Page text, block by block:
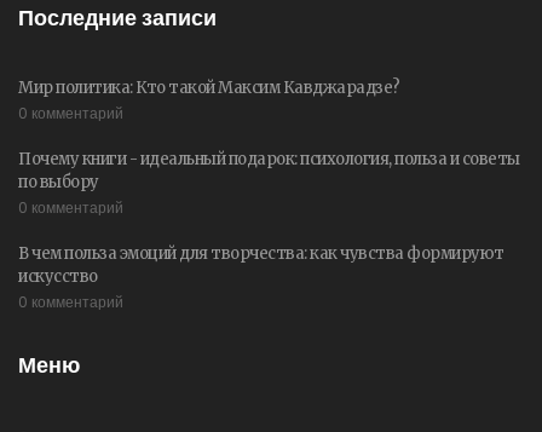
Последние записи
Мир политика: Кто такой Максим Кавджарадзе?
0 комментарий
Почему книги - идеальный подарок: психология, польза и советы
по выбору
0 комментарий
В чем польза эмоций для творчества: как чувства формируют
искусство
0 комментарий
Меню